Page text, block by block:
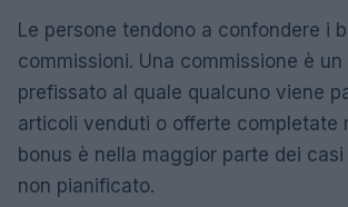
Le persone tendono a confondere i
commissioni. Una commissione è
prefissato al quale qualcuno viene
articoli venduti o offerte completate
bonus è nella maggior parte dei
non pianificato.